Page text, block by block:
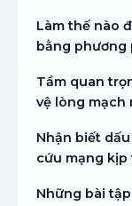
Làm thế nào
bằng phương
Tầm quan
vệ lòng mạch
Nhận biết
cứu mạng kịp
Những bài